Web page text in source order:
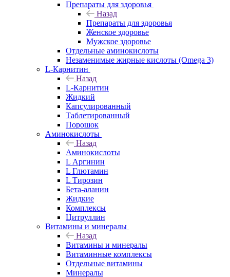
Препараты для здоровья
Назад
Препараты для здоровья
Женское здоровье
Мужское здоровье
Отдельные аминокислоты
Незаменимые жирные кислоты (Omega 3)
L-Карнитин
Назад
L-Карнитин
Жидкий
Капсулированный
Таблетированный
Порошок
Аминокислоты
Назад
Аминокислоты
L Аргинин
L Глютамин
L Тирозин
Бета-аланин
Жидкие
Комплексы
Цитруллин
Витамины и минералы
Назад
Витамины и минералы
Витаминные комплексы
Отдельные витамины
Минералы